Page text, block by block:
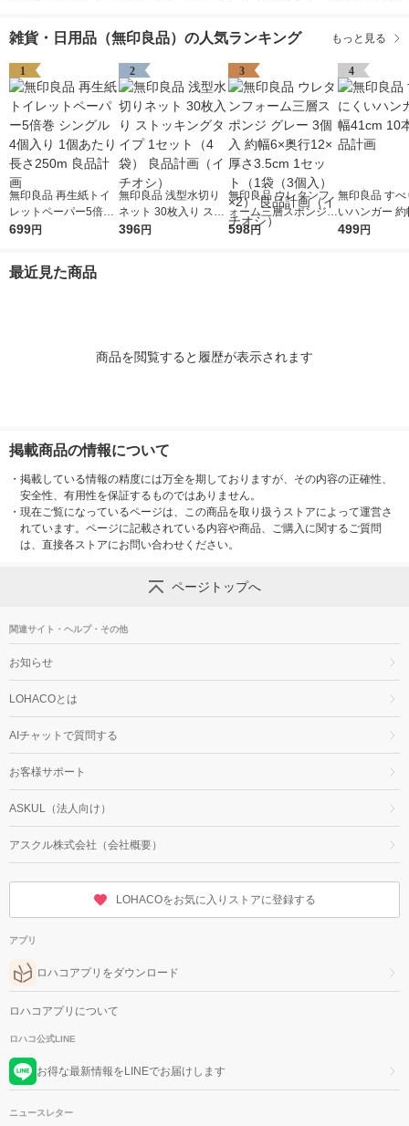
雑貨・日用品（無印良品）の人気ランキング もっと見る
1
無印良品 再生紙トイ
レットペーパー5倍巻
シングル 4個入り 1個
699円
2
無印良品 浅型水切り
ネット 30枚入り スト
ッキングタイプ 1セッ
396円
3
無印良品 ウレタンフ
ォーム三層スポンジ
グレー 3個入 約幅6×
598円
4
無印良品 すべ
いハンガー
10本組 良品
499円
最近見た商品
商品を閲覧すると履歴が表示されます
掲載商品の情報について
・ 掲載している情報の精度には万全を期しておりますが、その内容の正確性、
安全性、有用性を保証するものではありません。
・ 現在ご覧になっているページは、この商品を取り扱うストアによって運営さ
れています。ページに記載されている内容や商品、ご購入に関するご質問
は、直接各ストアにお問い合わせください。
ページトップへ
関連サイト・ヘルプ・その他
お知らせ
LOHACOとは
AIチャットで質問する
お客様サポート
ASKUL（法人向け）
アスクル株式会社（会社概要）
LOHACOをお気に入りストアに登録する
アプリ
ロハコアプリをダウンロード
ロハコアプリについて
ロハコ公式LINE
お得な最新情報をLINEでお届けします
ニュースレター